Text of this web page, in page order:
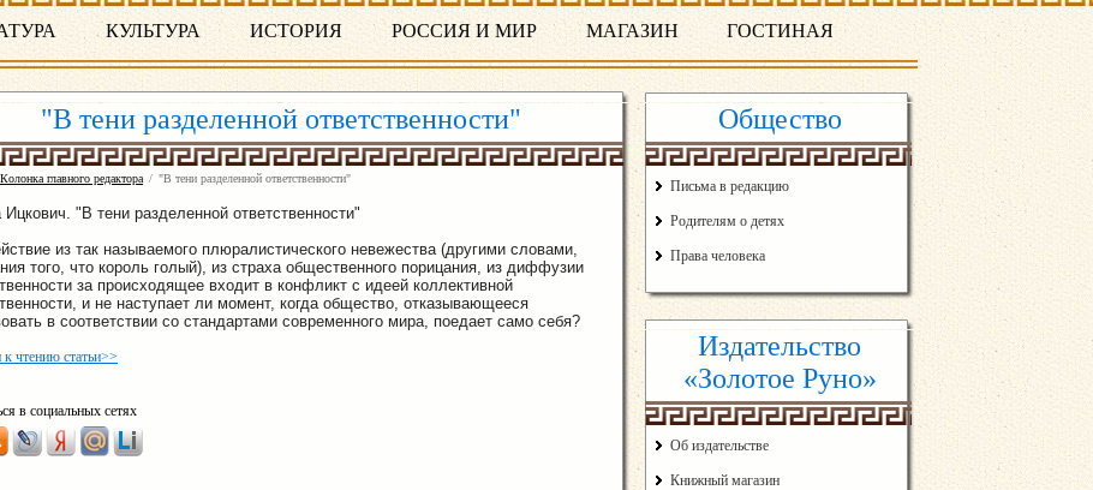
КУЛЬТУРА ИСТОРИЯ РОССИЯ И МИР МАГАЗИН ГОСТИНАЯ
"В тени разделенной ответственности"
Колонка главного редактора / "В тени разделенной ответственности"
Ицкович. "В тени разделенной ответственности"
из так называемого плюралистического невежества (другими словами,
того, что король голый), из страха общественного порицания, из диффузии
за происходящее входит в конфликт с идеей коллективной
и не наступает ли момент, когда общество, отказывающееся
в соответствии со стандартами современного мира, поедает само себя?
чтению статьи>>
в социальных сетях
Общество
Письма в редакцию
Родителям о детях
Права человека
Издательство
«Золотое Руно»
Об издательстве
Книжный магазин